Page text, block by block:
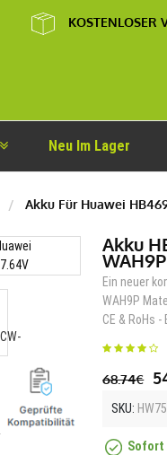
KOSTENLOSER
Neu Im Lager
Akku Für Huawei
Akku
Ein neuer
WAH9P
CE & RoHs
68.74€
SKU:
Sofort